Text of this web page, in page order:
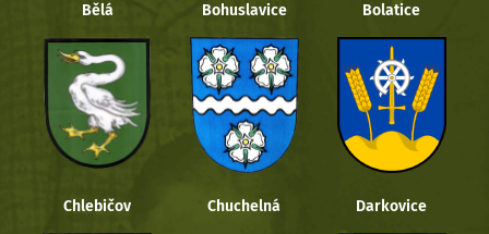
Bělá Bohuslavice Bolatice
Chlebičov Chuchelná Darkovice